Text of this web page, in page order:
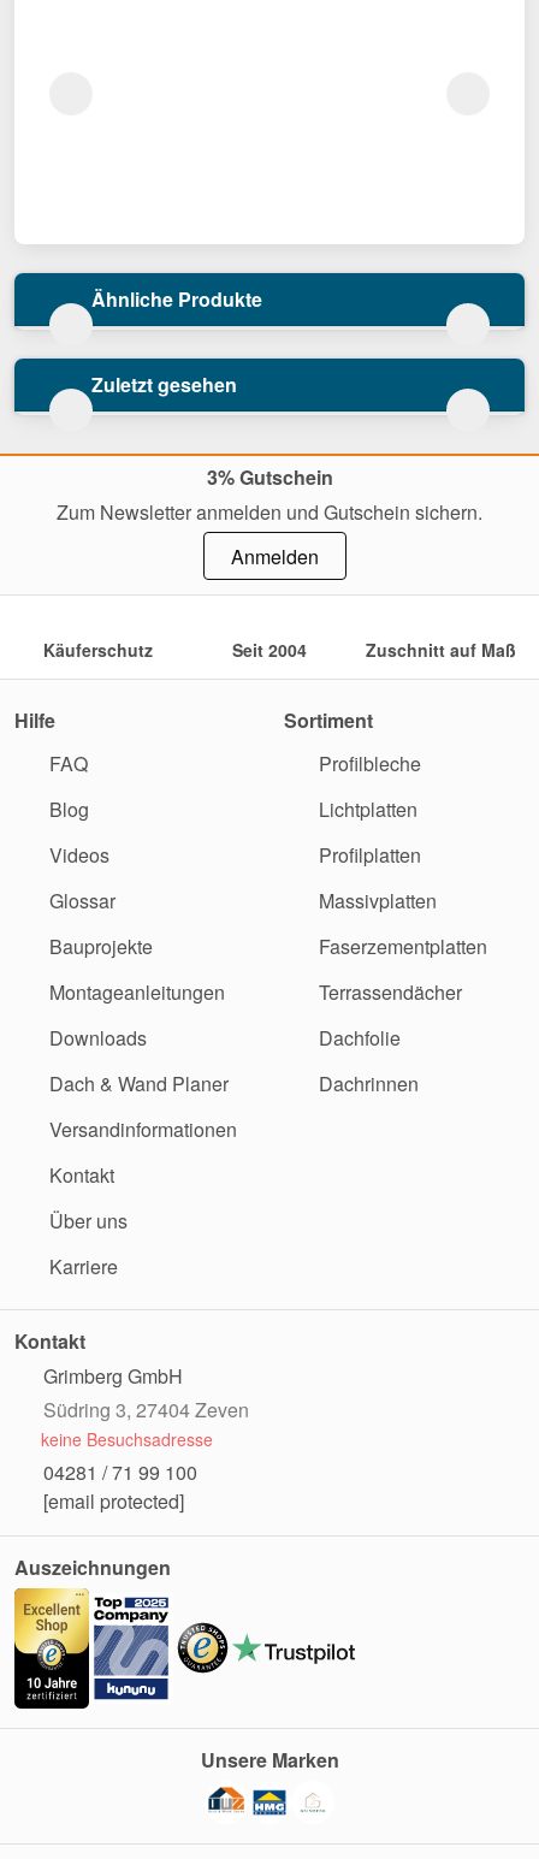
Ähnliche Produkte
Zuletzt gesehen
3% Gutschein
Zum Newsletter anmelden und Gutschein sichern.
Anmelden
Käuferschutz Seit 2004 Zuschnitt auf Maß
Hilfe
FAQ
Blog
Videos
Glossar
Bauprojekte
Montageanleitungen
Downloads
Dach & Wand Planer
Versandinformationen
Kontakt
Über uns
Karriere
Sortiment
Profilbleche
Lichtplatten
Profilplatten
Massivplatten
Faserzementplatten
Terrassendächer
Dachfolie
Dachrinnen
Kontakt
Grimberg GmbH
Südring 3, 27404 Zeven
keine Besuchsadresse
04281 / 71 99 100
[email protected]
Auszeichnungen
Unsere Marken